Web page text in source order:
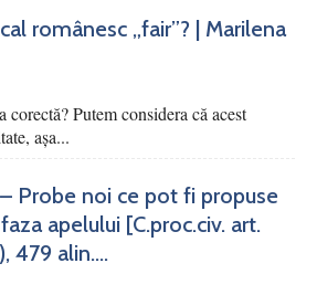
românesc „fair”? | Marilena
corectă? Putem considera că acest
așa...
– Probe noi ce pot fi propuse
apelului [C.proc.civ. art.
479 alin....